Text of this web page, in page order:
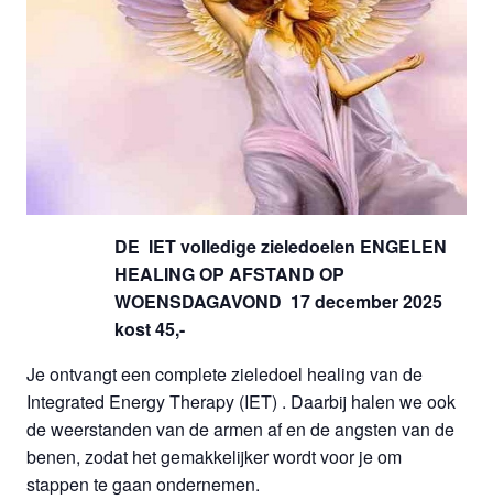
DE IET volledige zieledoelen ENGELEN
HEALING OP AFSTAND OP
WOENSDAGAVOND 17 december 2025
kost 45,-
Je ontvangt een complete zieledoel healing van de
Integrated Energy Therapy (IET) . Daarbij halen we ook
de weerstanden van de armen af en de angsten van de
benen, zodat het gemakkelijker wordt voor je om
stappen te gaan ondernemen.